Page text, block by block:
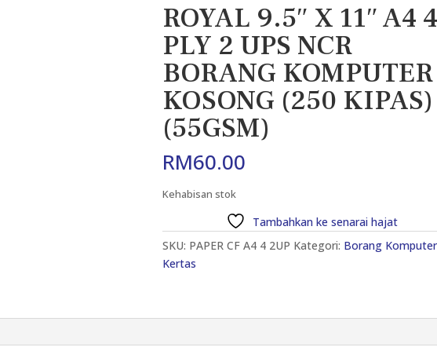
ROYAL 9.5″ X 11″ A4
PLY 2 UPS NCR
BORANG KOMPUTER
KOSONG (250 KIPAS)
(55GSM)
RM60.00
Kehabisan stok
Tambahkan ke senarai hajat
SKU: PAPER CF A4 4 2UP Kategori: Borang Komputer
Kertas